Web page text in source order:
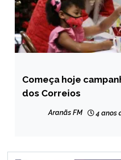
BRASIL
NOTÍCIAS
Começa hoje
dos Correios
Aranãs FM 4 anos